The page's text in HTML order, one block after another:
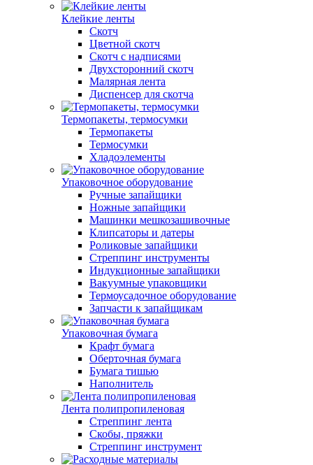
Клейкие ленты
Скотч
Цветной скотч
Скотч с надписями
Двухсторонний скотч
Малярная лента
Диспенсер для скотча
Термопакеты, термосумки
Термопакеты
Термосумки
Хладоэлементы
Упаковочное оборудование
Ручные запайщики
Ножные запайщики
Машинки мешкозашивочные
Клипсаторы и датеры
Роликовые запайщики
Стреппинг инструменты
Индукционные запайщики
Вакуумные упаковщики
Термоусадочное оборудование
Запчасти к запайщикам
Упаковочная бумага
Крафт бумага
Оберточная бумага
Бумага тишью
Наполнитель
Лента полипропиленовая
Стреппинг лента
Скобы, пряжки
Стреппинг инструмент